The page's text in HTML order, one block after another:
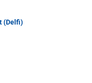
(Delfi)